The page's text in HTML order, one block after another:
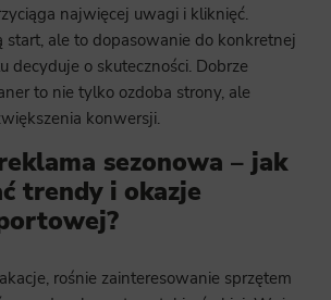
najwięcej uwagi i kliknięć.
start, ale to dopasowanie do konkretnej
decyduje o skuteczności. Dobrze
to nie tylko ozdoba strony, ale
konwersji.
sezonowa – jak
trendy i okazje
rośnie zainteresowanie sprzętem